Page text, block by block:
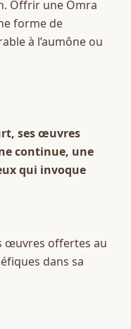
Offrir une Omra
forme de
à l’aumône ou
ses œuvres
continue, une
qui invoque
œuvres offertes au
dans sa